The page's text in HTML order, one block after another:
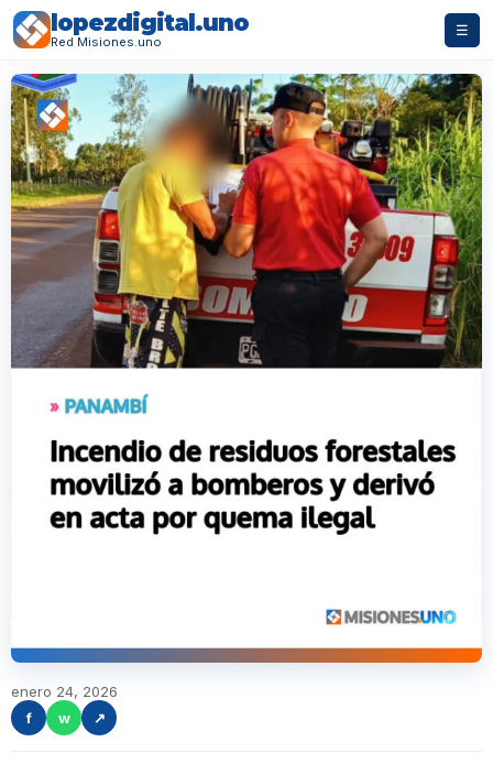
lopezdigital.uno
Red Misiones.uno
☰
enero 24, 2026
f
w ↗